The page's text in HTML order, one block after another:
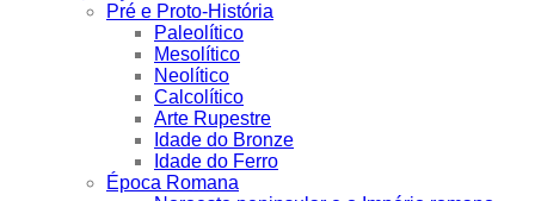
Pré e Proto-História
Paleolítico
Mesolítico
Neolítico
Calcolítico
Arte Rupestre
Idade do Bronze
Idade do Ferro
Época Romana